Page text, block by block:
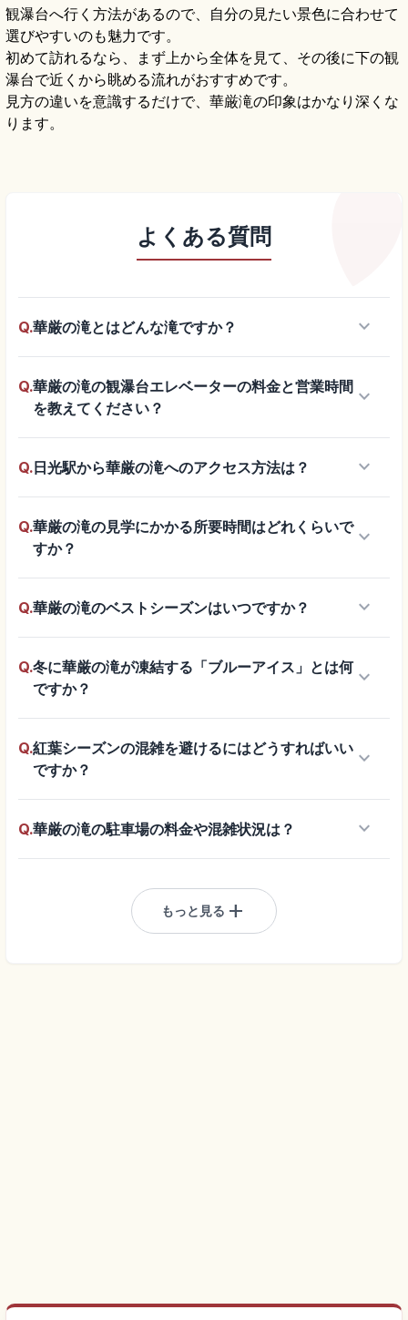
観瀑台へ行く方法があるので、自分の見たい景色に合わせて
選びやすいのも魅力です。
初めて訪れるなら、まず上から全体を見て、その後に下の観
瀑台で近くから眺める流れがおすすめです。
見方の違いを意識するだけで、華厳滝の印象はかなり深くな
ります。
よくある質問
Q.華厳の滝とはどんな滝ですか？ keyboard_arrow_down
Q.華厳の滝の観瀑台エレベーターの料金と営業時間
を教えてください？
keyboard_arrow_down
Q.日光駅から華厳の滝へのアクセス方法は？ keyboard_arrow_down
Q.華厳の滝の見学にかかる所要時間はどれくらいで
すか？
keyboard_arrow_down
Q.華厳の滝のベストシーズンはいつですか？ keyboard_arrow_down
Q.冬に華厳の滝が凍結する「ブルーアイス」とは何
ですか？
keyboard_arrow_down
Q.紅葉シーズンの混雑を避けるにはどうすればいい
ですか？
keyboard_arrow_down
Q.華厳の滝の駐車場の料金や混雑状況は？ keyboard_arrow_down
もっと見る add